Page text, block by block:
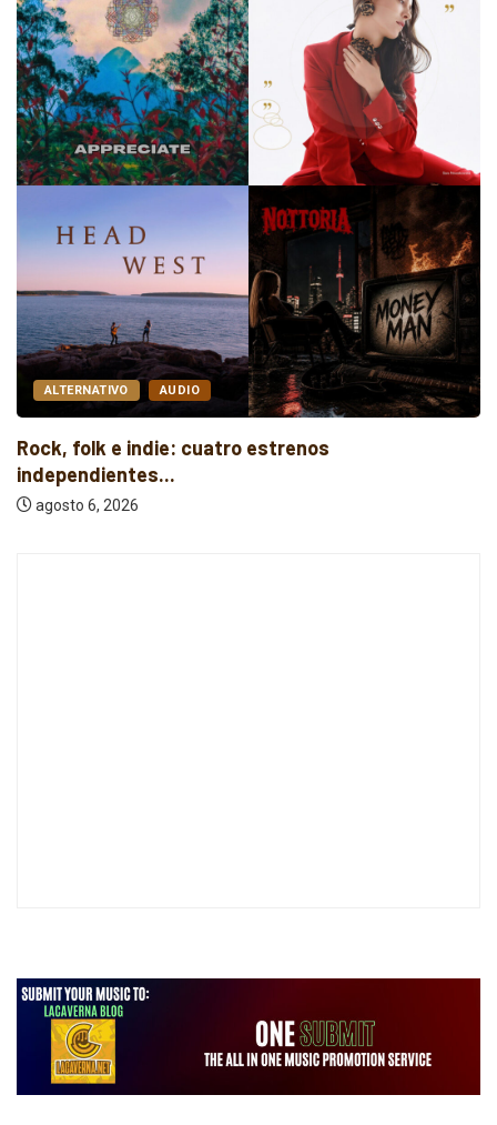
AUDIO ELECTRÓNICA
Indie rock, folk y electrónica:
independientes...